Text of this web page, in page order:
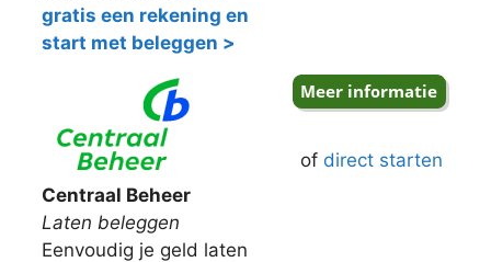
gratis een rekening en
start met beleggen >
Centraal Beheer
Laten beleggen
Eenvoudig je geld laten
of direct starten